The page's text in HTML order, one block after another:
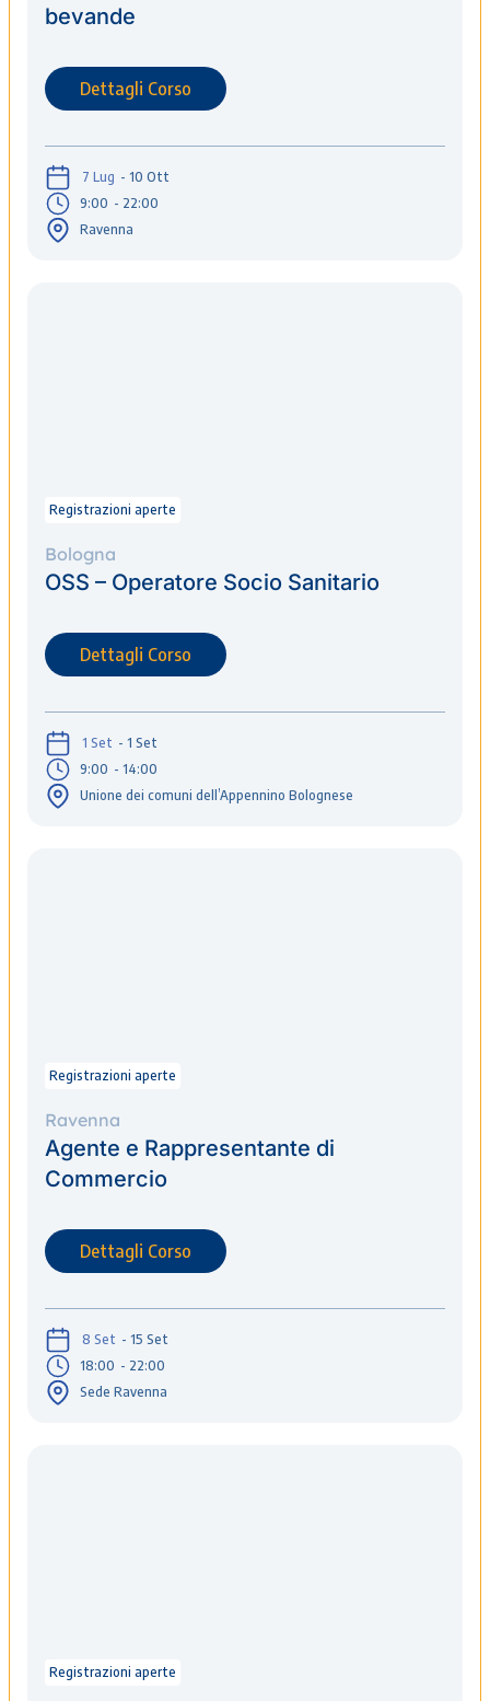
bevande
Dettagli Corso
7 Lug - 10 Ott
9:00 - 22:00
Ravenna
Registrazioni aperte
Bologna
OSS – Operatore Socio Sanitario
Dettagli Corso
1 Set - 1 Set
9:00 - 14:00
Unione dei comuni dell’Appennino Bolognese
Registrazioni aperte
Ravenna
Agente e Rappresentante di
Commercio
Dettagli Corso
8 Set - 15 Set
18:00 - 22:00
Sede Ravenna
Registrazioni aperte